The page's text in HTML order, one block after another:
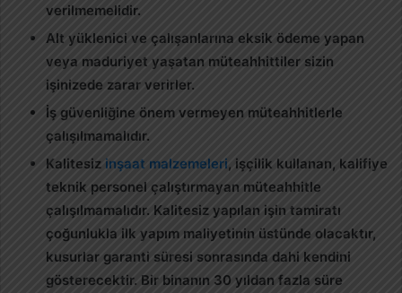
verilmemelidir.
Alt yüklenici ve çalışanlarına eksik ödeme yapan
veya maduriyet yaşatan müteahhittiler sizin
işinizede zarar verirler.
İş güvenliğine önem vermeyen müteahhitlerle
çalışılmamalıdır.
Kalitesiz inşaat malzemeleri, işçilik kullanan, kalifiye
teknik personel çalıştırmayan müteahhitle
çalışılmamalıdır. Kalitesiz yapılan işin tamiratı
çoğunlukla ilk yapım maliyetinin üstünde olacaktır,
kusurlar garanti süresi sonrasında dahi kendini
gösterecektir. Bir binanın 30 yıldan fazla süre